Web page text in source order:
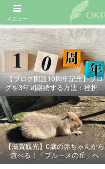
雑記ブログ プロフィール
【ブログ開設10周年記念】ブロ
グを3年間継続する方法：挫折し
ないための7つの秘訣
【滋賀観光】0歳の赤ちゃんから
遊べる！「ブルーメの丘」へ
メニュー